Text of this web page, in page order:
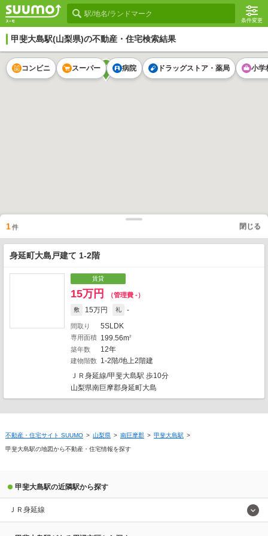
条件変更
甲斐大島駅(山梨県)の不動産・住宅検索結果
1
コンビニ スーパー 病院 ドラッグストア・薬局 小学
1件 閉じる
身延町大島戸建て 1-2階
賃貸
15万円 （管理費 -）
敷 15万円 礼 -
間取り 5SLDK
専用面積 199.56m2
築年数 12年
建物階数 1-2階/地上2階建
ＪＲ身延線/甲斐大島駅 歩10分
山梨県南巨摩郡身延町大島
不動産・住宅サイト SUUMO 山梨県 南巨摩郡 甲斐大島駅
甲斐大島駅の地図から不動産・住宅情報を探す
甲斐大島駅の近隣駅から探す
ＪＲ身延線